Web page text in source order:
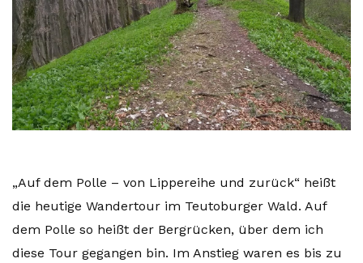
„Auf dem Polle – von Lippereihe und zurück“ heißt
die heutige Wandertour im Teutoburger Wald. Auf
dem Polle so heißt der Bergrücken, über dem ich
diese Tour gegangen bin. Im Anstieg waren es bis zu